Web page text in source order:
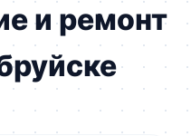
и ремонт